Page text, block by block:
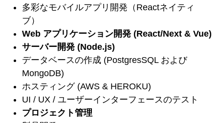
多彩なモバイルアプリ開発（Reactネイティ
ブ）
Web アプリケーション開発 (React/Next & Vue)
サーバー開発 (Node.js)
データベースの作成 (PostgresSQL および
MongoDB)
ホスティング (AWS & HEROKU)
UI / UX / ユーザーインターフェースのテスト
プロジェクト管理